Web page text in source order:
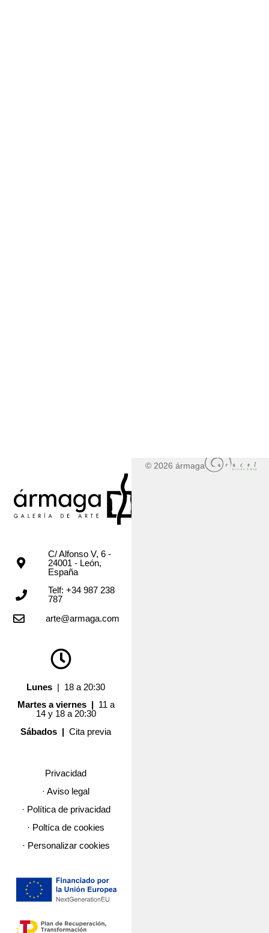
C/ Alfonso V, 6 -
24001 - León,
España
Telf: +34 987 238
787
arte@armaga.com
Lunes | 18 a 20:30
Martes a viernes | 11 a
14 y 18 a 20:30
Sábados |Cita previa
Privacidad
· Aviso legal
· Política de privacidad
· Poltíca de cookies
· Personalizar cookies
© 2026 ármaga